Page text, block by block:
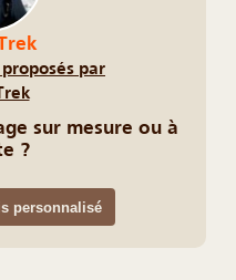
par
sur mesure ou à
?
personnalisé